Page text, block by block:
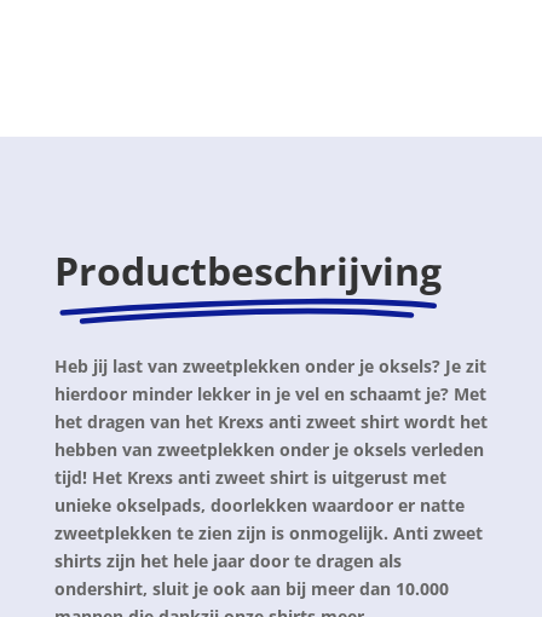
Productbeschrijving
Heb jij last van zweetplekken onder je oksels? Je zit
hierdoor minder lekker in je vel en schaamt je? Met
het dragen van het Krexs anti zweet shirt wordt het
hebben van zweetplekken onder je oksels verleden
tijd! Het Krexs anti zweet shirt is uitgerust met
unieke okselpads, doorlekken waardoor er natte
zweetplekken te zien zijn is onmogelijk. Anti zweet
shirts zijn het hele jaar door te dragen als
ondershirt, sluit je ook aan bij meer dan 10.000